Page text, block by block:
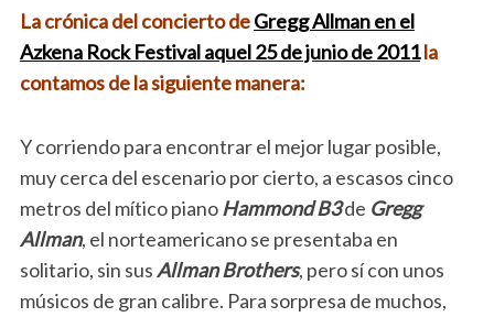
La crónica del concierto deGregg Allman en el
Azkena Rock Festival aquel 25 de junio de 2011la
contamos de la siguiente manera:
Y corriendo para encontrar el mejor lugar posible,
muy cerca del escenario por cierto, a escasos cinco
metros del mítico pianoHammond B3de Gregg
Allman, el norteamericano se presentaba en
solitario, sin susAllman Brothers, pero sí con unos
músicos de gran calibre. Para sorpresa de muchos,